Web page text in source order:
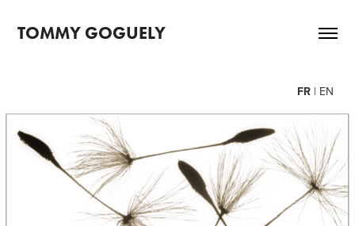
TOMMY GOGUELY
FR | EN